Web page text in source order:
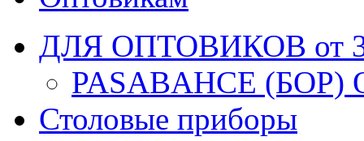
ДЛЯ ОПТОВИКОВ от
PASABAHCE (БОР)
Столовые приборы